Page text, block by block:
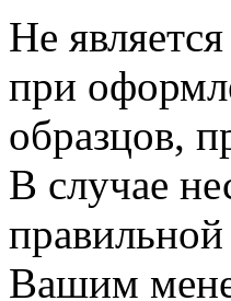
Не
при
образцов,
В случае
правильной
Вашим